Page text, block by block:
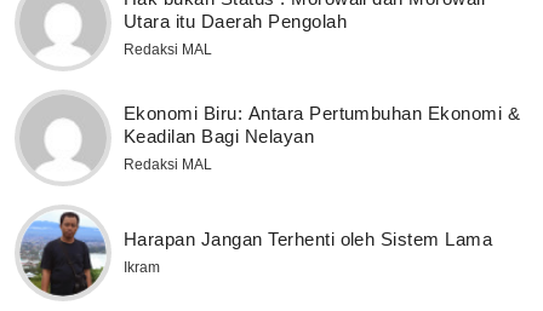
Utara itu Daerah Pengolah
Redaksi MAL
Ekonomi Biru: Antara Pertumbuhan Ekonomi &
Keadilan Bagi Nelayan
Redaksi MAL
Harapan Jangan Terhenti oleh Sistem Lama
Ikram